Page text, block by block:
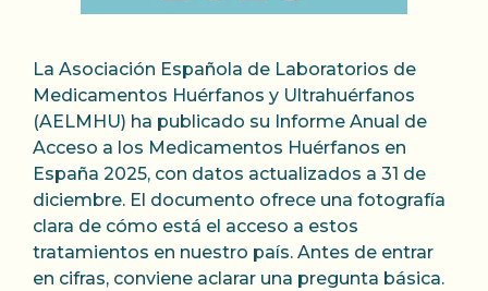
La Asociación Española de Laboratorios de
Medicamentos Huérfanos y Ultrahuérfanos
(AELMHU) ha publicado su Informe Anual de
Acceso a los Medicamentos Huérfanos en
España 2025, con datos actualizados a 31 de
diciembre. El documento ofrece una fotografía
clara de cómo está el acceso a estos
tratamientos en nuestro país. Antes de entrar
en cifras, conviene aclarar una pregunta básica.